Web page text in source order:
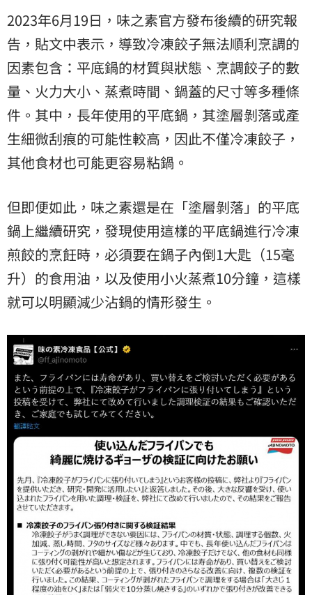
2023年6月19日，味之素官方發布後續的研究報
告，貼文中表示，導致冷凍餃子無法順利烹調的
因素包含：平底鍋的材質與狀態、烹調餃子的數
量、火力大小、蒸煮時間、鍋蓋的尺寸等多種條
件。其中，長年使用的平底鍋，其塗層剝落或產
生細微刮痕的可能性較高，因此不僅冷凍餃子，
其他食材也可能更容易粘鍋。
但即便如此，味之素還是在「塗層剝落」的平底
鍋上繼續研究，發現使用這樣的平底鍋進行冷凍
煎餃的烹飪時，必須要在鍋子內倒1大匙（15毫
升）的食用油，以及使用小火蒸煮10分鐘，這樣
就可以明顯減少沾鍋的情形發生。